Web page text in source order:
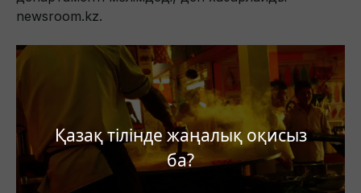
Қазақ тілінде жаңалық оқисыз
ба?
newsroom.kz.